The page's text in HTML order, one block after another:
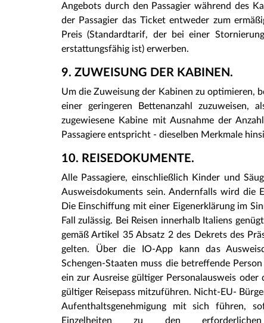
Angebots durch den Passagier während des
der Passagier das Ticket entweder zum
Preis (Standardtarif, der bei einer
erstattungsfähig ist) erwerben.
9. ZUWEISUNG DER KABINEN.
Um die Zuweisung der Kabinen zu optimieren,
einer geringeren Bettenanzahl
zugewiesene Kabine mit Ausnahme der
Passagiere entspricht - dieselben Merkmale
10. REISEDOKUMENTE.
Alle Passagiere, einschließlich Kinder und
Ausweisdokuments sein. Andernfalls wird die
Die Einschiffung mit einer Eigenerklärung im
Fall zulässig. Bei Reisen innerhalb Italiens
gemäß Artikel 35 Absatz 2 des Dekrets des
gelten. Über die IO-App kann das
Schengen‑Staaten muss die betreffende
ein zur Ausreise gültiger Personalausweis oder
gültiger Reisepass mitzuführen. Nicht-EU-
Aufenthaltsgenehmigung mit sich führen,
Einzelheiten zu den